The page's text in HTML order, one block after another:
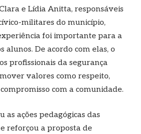
e Lídia Anitta, responsáveis
militares do município,
foi importante para a
alunos. De acordo com elas, o
profissionais da segurança
valores como respeito,
com a comunidade.
ações pedagógicas das
reforçou a proposta de